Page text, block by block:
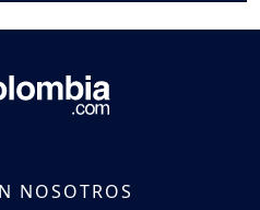
NOSOTROS